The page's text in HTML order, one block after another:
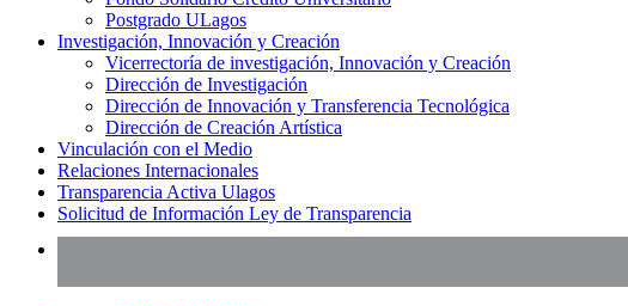
Postgrado ULagos
Investigación, Innovación y Creación
Vicerrectoría de investigación, Innovación y Creación
Dirección de Investigación
Dirección de Innovación y Transferencia Tecnológica
Dirección de Creación Artística
Vinculación con el Medio
Relaciones Internacionales
Transparencia Activa Ulagos
Solicitud de Información Ley de Transparencia